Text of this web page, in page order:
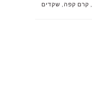
, קרם קפה, שקדים